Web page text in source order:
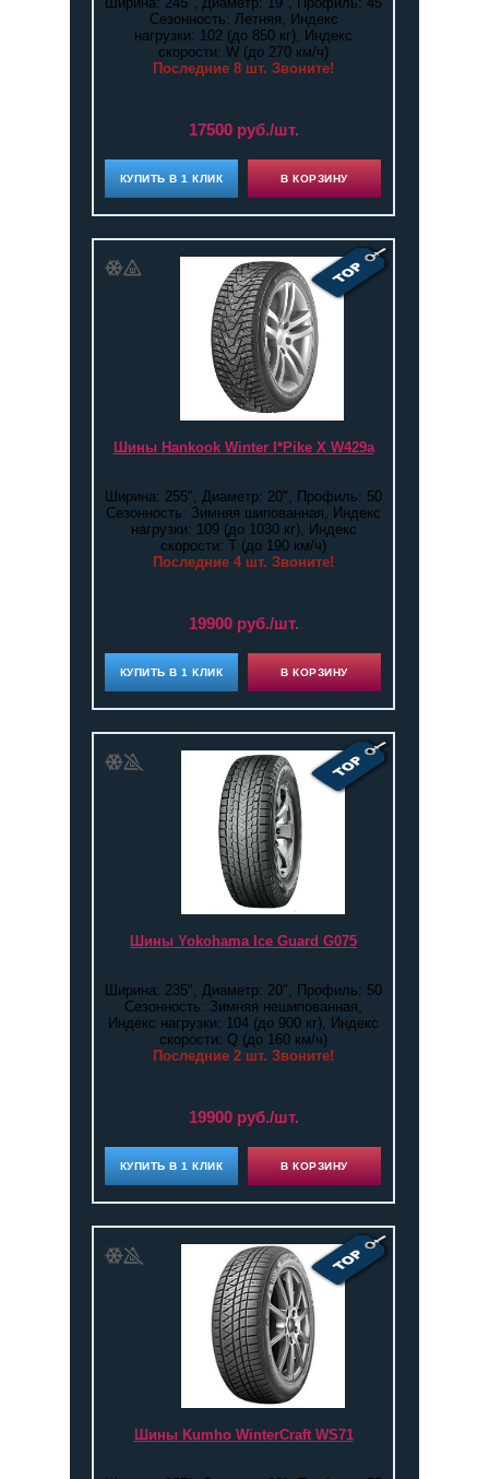
Сезонность: Летняя, Индекс
нагрузки: 102 (до 850 кг), Индекс
скорости: W (до 270 км/ч)
Последние 8 шт. Звоните!
17500 руб./шт.
КУПИТЬ В 1 КЛИК В КОРЗИНУ
Шины Hankook Winter I*Pike X W429a
Ширина: 255", Диаметр: 20", Профиль: 50
Сезонность: Зимняя шипованная, Индекс
нагрузки: 109 (до 1030 кг), Индекс
скорости: T (до 190 км/ч)
Последние 4 шт. Звоните!
19900 руб./шт.
КУПИТЬ В 1 КЛИК В КОРЗИНУ
Шины Yokohama Ice Guard G075
Ширина: 235", Диаметр: 20", Профиль: 50
Сезонность: Зимняя нешипованная,
Индекс нагрузки: 104 (до 900 кг), Индекс
скорости: Q (до 160 км/ч)
Последние 2 шт. Звоните!
19900 руб./шт.
КУПИТЬ В 1 КЛИК В КОРЗИНУ
Шины Kumho WinterCraft WS71